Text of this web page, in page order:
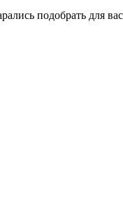
подобрать для